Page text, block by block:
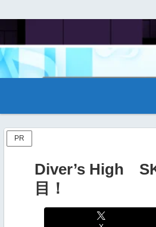
PR
Diver’s High
目！